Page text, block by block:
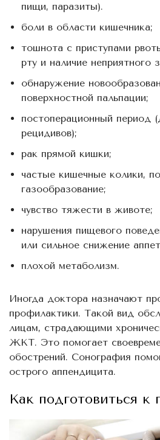
пищи, паразиты).
боли в области кишечника;
тошнота с приступами
рту и наличие неприятного
обнаружение
поверхностной пальпации;
постоперационный период
рецидивов);
рак прямой кишки;
частые кишечные колики,
газообразование;
чувство тяжести в животе;
нарушения пищевого
или сильное снижение
плохой метаболизм.
Иногда доктора назначают
профилактики. Такой вид
лицам, страдающими
ЖКТ. Это помогает
обострений. Сонография
острого аппендицита.
Как подготовиться к